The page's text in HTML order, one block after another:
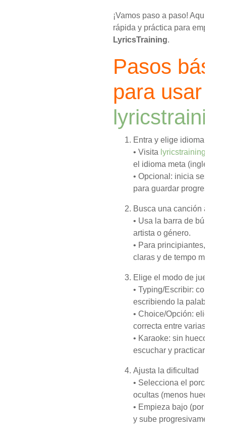
¡Vamos paso a paso! Aquí
rápida y práctica para empezar
LyricsTraining.
Pasos
para usar
Entra y elige idioma de
• Visita lyricstraining.com
el idioma meta (inglés,
• Opcional: inicia sesión
para guardar progreso.
Busca una canción
• Usa la barra de
artista o género.
• Para principiantes,
claras y de tempo medio/
Elige el modo de juego
• Typing/Escribir:
escribiendo la palabra.
• Choice/Opción: eliges
correcta entre varias
• Karaoke: sin huecos;
escuchar y practicar
Ajusta la dificultad
• Selecciona el
ocultas (menos huecos =
• Empieza bajo (por
y sube progresivamente.